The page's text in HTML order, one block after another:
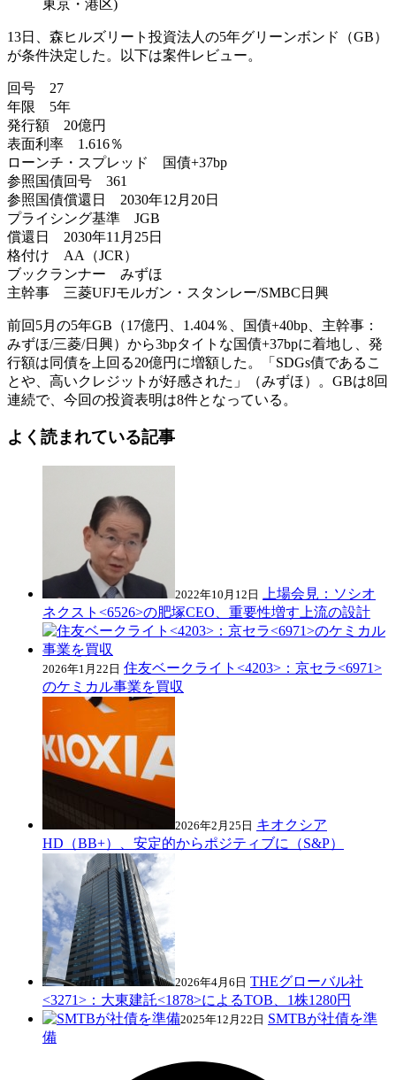
東京・港区)
13日、森ヒルズリート投資法人の5年グリーンボンド（GB）
が条件決定した。以下は案件レビュー。
回号 27
年限 5年
発行額 20億円
表面利率 1.616％
ローンチ・スプレッド 国債+37bp
参照国債回号 361
参照国債償還日 2030年12月20日
プライシング基準 JGB
償還日 2030年11月25日
格付け AA（JCR）
ブックランナー みずほ
主幹事 三菱UFJモルガン・スタンレー/SMBC日興
前回5月の5年GB（17億円、1.404％、国債+40bp、主幹事：
みずほ/三菱/日興）から3bpタイトな国債+37bpに着地し、発
行額は同債を上回る20億円に増額した。「SDGs債であるこ
とや、高いクレジットが好感された」（みずほ）。GBは8回
連続で、今回の投資表明は8件となっている。
よく読まれている記事
2022年10月12日
上場会見：ソシオ
ネクスト<6526>の肥塚CEO、重要性増す上流の設計
2026年1月22日 住友ベークライト<4203>：京セラ<6971>
のケミカル事業を買収
2026年2月25日 キオクシア
HD（BB+）、安定的からポジティブに（S&P）
2026年4月6日 THEグローバル社
<3271>：大東建託<1878>によるTOB、1株1280円
2025年12月22日 SMTBが社債を準
備